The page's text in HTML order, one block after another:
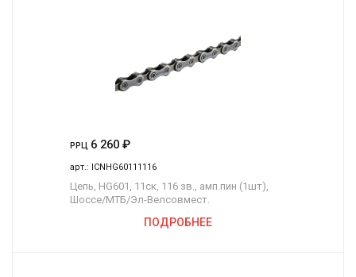
РРЦ 6 260 ₽
арт.: ICNHG60111116
Цепь, HG601, 11ск, 116 зв., амп.пин (1шт),
Шоссе/МТБ/Эл-Велсовмест.
ПОДРОБНЕЕ